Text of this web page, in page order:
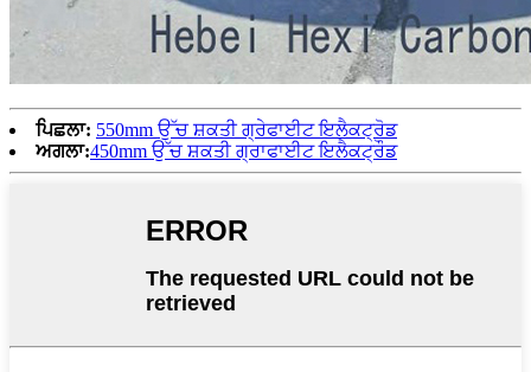
ਪਿਛਲਾ: 550mm ਉੱਚ ਸ਼ਕਤੀ ਗ੍ਰੇਫਾਈਟ ਇਲੈਕਟ੍ਰੋਡ
ਅਗਲਾ:450mm ਉੱਚ ਸ਼ਕਤੀ ਗ੍ਰਾਫਾਈਟ ਇਲੈਕਟ੍ਰੌਡ